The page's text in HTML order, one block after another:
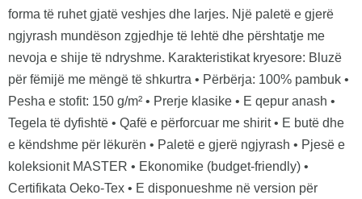
forma të ruhet gjatë veshjes dhe larjes. Një paletë e gjerë
ngjyrash mundëson zgjedhje të lehtë dhe përshtatje me
nevoja e shije të ndryshme. Karakteristikat kryesore: Bluzë
për fëmijë me mëngë të shkurtra • Përbërja: 100% pambuk •
Pesha e stofit: 150 g/m² • Prerje klasike • E qepur anash •
Tegela të dyfishtë • Qafë e përforcuar me shirit • E butë dhe
e këndshme për lëkurën • Paletë e gjerë ngjyrash • Pjesë e
koleksionit MASTER • Ekonomike (budget-friendly) •
Certifikata Oeko-Tex • E disponueshme në version për